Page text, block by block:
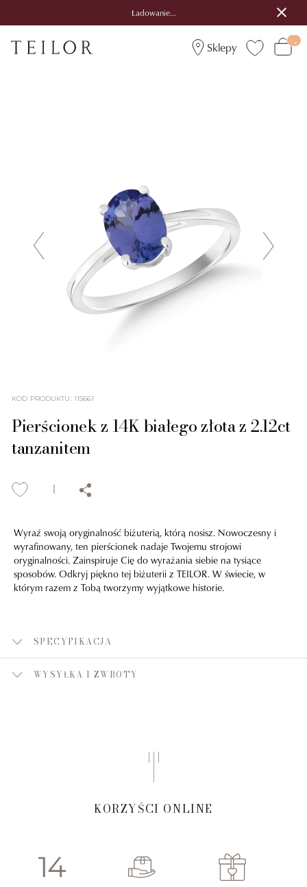
Ładowanie...
Sklepy
KOD PRODUKTU: 115661
Pierścionek z 14K białego złota z 2.12ct
tanzanitem
Wyraź swoją oryginalność biżuterią, którą nosisz. Nowoczesny i
wyrafinowany, ten pierścionek nadaje Twojemu strojowi
oryginalności. Zainspiruje Cię do wyrażania siebie na tysiące
sposobów. Odkryj piękno tej biżuterii z TEILOR. W świecie, w
którym razem z Tobą tworzymy wyjątkowe historie.
SPECYFIKACJA
WYSYŁKA I ZWROTY
KORZYŚCI ONLINE